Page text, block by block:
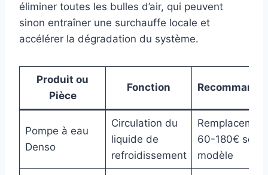
éliminer toutes les bulles d’air, qui peuvent
sinon entraîner une surchauffe locale et
accélérer la dégradation du système.
Produit ou
Pièce
Fonction
Pompe à eau
Denso
Circulation du
liquide de
refroidissement
60-180€ selon
modèle